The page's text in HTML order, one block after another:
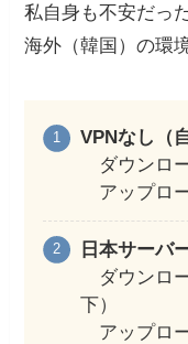
私自身も不安だっ
海外（韓国）の環
VPNなし（
ダウンロ
アップロ
日本サーバ
ダウンロ
下）
アップロ